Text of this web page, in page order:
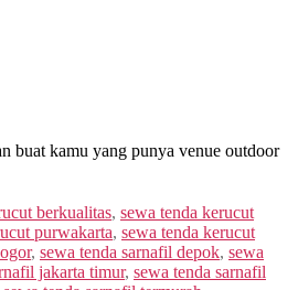
buat kamu yang punya venue outdoor
berkualitas, sewa tenda kerucut
purwakarta, sewa tenda kerucut
, sewa tenda sarnafil depok, sewa
jakarta timur, sewa tenda sarnafil